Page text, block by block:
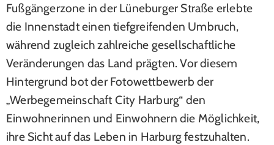
Fußgängerzone in der Lüneburger Straße erlebte
die Innenstadt einen tiefgreifenden Umbruch,
während zugleich zahlreiche gesellschaftliche
Veränderungen das Land prägten. Vor diesem
Hintergrund bot der Fotowettbewerb der
„Werbegemeinschaft City Harburg“ den
Einwohnerinnen und Einwohnern die Möglichkeit,
ihre Sicht auf das Leben in Harburg festzuhalten.